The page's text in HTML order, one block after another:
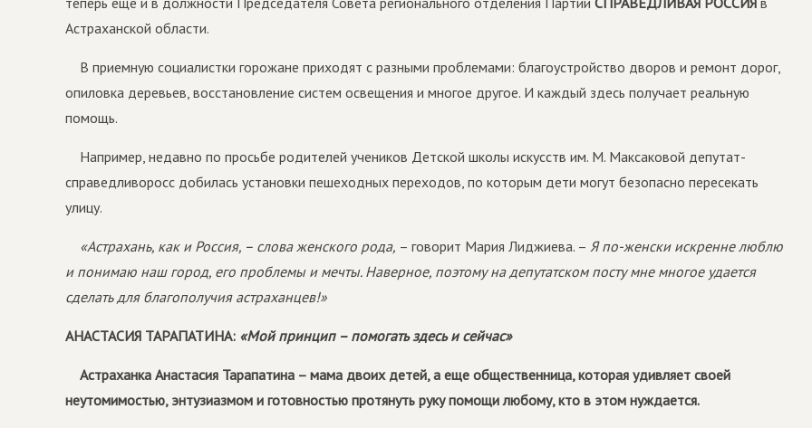
Астраханской области.
В приемную социалистки горожане приходят с разными проблемами: благоустройство дворов и ремонт дорог,
опиловка деревьев, восстановление систем освещения и многое другое. И каждый здесь получает реальную
помощь.
Например, недавно по просьбе родителей учеников Детской школы искусств им. М. Максаковой депутат-
справедливоросс добилась установки пешеходных переходов, по которым дети могут безопасно пересекать
улицу.
«Астрахань, как и Россия, – слова женского рода, – говорит Мария Лиджиева. – Я по-женски искренне люблю
и понимаю наш город, его проблемы и мечты. Наверное, поэтому на депутатском посту мне многое удается
сделать для благополучия астраханцев!»
АНАСТАСИЯ ТАРАПАТИНА: «Мой принцип – помогать здесь и сейчас»
Астраханка Анастасия Тарапатина – мама двоих детей, а еще общественница, которая удивляет своей
неутомимостью, энтузиазмом и готовностью протянуть руку помощи любому, кто в этом нуждается.